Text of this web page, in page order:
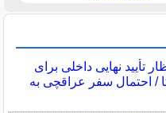
تأیید نهایی داخلی برای
/ احتمال سفر عراقچی به